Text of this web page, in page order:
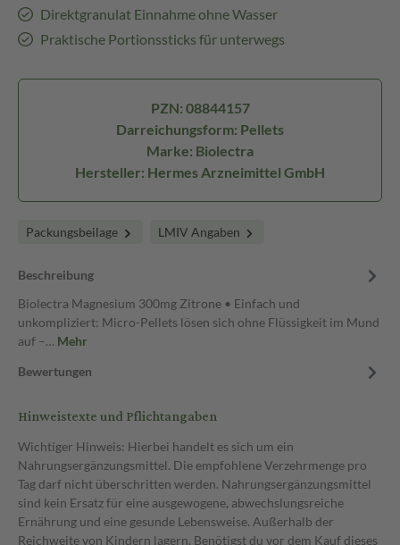
Direktgranulat Einnahme ohne Wasser
Praktische Portionssticks für unterwegs
PZN: 08844157
Darreichungsform: Pellets
Marke: Biolectra
Hersteller: Hermes Arzneimittel GmbH
Packungsbeilage LMIV Angaben
Beschreibung
Biolectra Magnesium 300mg Zitrone • Einfach und
unkompliziert: Micro-Pellets lösen sich ohne Flüssigkeit im Mund
auf –… Mehr
Bewertungen
Hinweistexte und Pflichtangaben
Wichtiger Hinweis: Hierbei handelt es sich um ein
Nahrungsergänzungsmittel. Die empfohlene Verzehrmenge pro
Tag darf nicht überschritten werden. Nahrungsergänzungsmittel
sind kein Ersatz für eine ausgewogene, abwechslungsreiche
Ernährung und eine gesunde Lebensweise. Außerhalb der
Reichweite von Kindern lagern. Benötigst du vor dem Kauf dieses